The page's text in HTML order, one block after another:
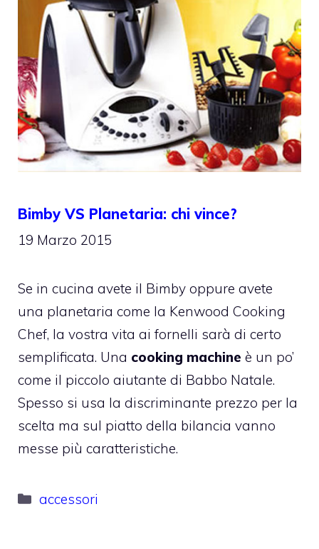
Bimby VS Planetaria: chi vince?
19 Marzo 2015
Se in cucina avete il Bimby oppure avete
una planetaria come la Kenwood Cooking
Chef, la vostra vita ai fornelli sarà di certo
semplificata. Una cooking machine è un po’
come il piccolo aiutante di Babbo Natale.
Spesso si usa la discriminante prezzo per la
scelta ma sul piatto della bilancia vanno
messe più caratteristiche.
Categorie
accessori